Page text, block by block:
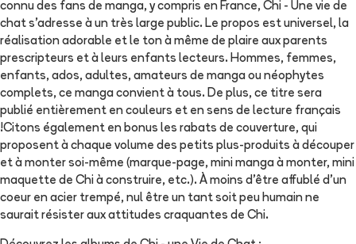
connu des fans de manga, y compris en France, Chi - Une vie de
chat s'adresse à un très large public. Le propos est universel, la
réalisation adorable et le ton à même de plaire aux parents
prescripteurs et à leurs enfants lecteurs. Hommes, femmes,
enfants, ados, adultes, amateurs de manga ou néophytes
complets, ce manga convient à tous. De plus, ce titre sera
publié entièrement en couleurs et en sens de lecture français
!Citons également en bonus les rabats de couverture, qui
proposent à chaque volume des petits plus-produits à découper
et à monter soi-même (marque-page, mini manga à monter, mini
maquette de Chi à construire, etc.). À moins d'être affublé d'un
coeur en acier trempé, nul être un tant soit peu humain ne
saurait résister aux attitudes craquantes de Chi.